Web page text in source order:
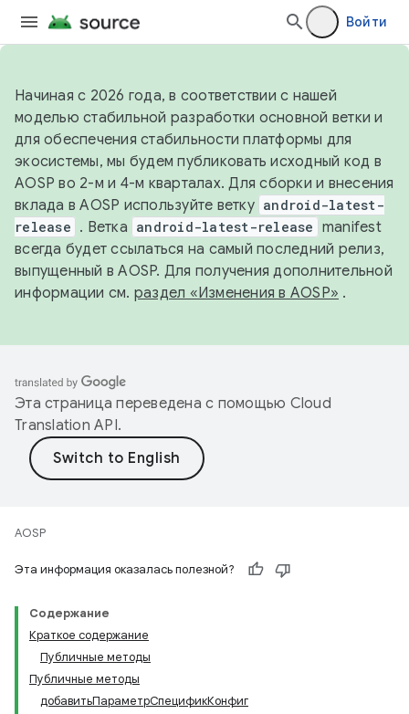
Войти
Начиная с 2026 года, в соответствии с нашей
моделью стабильной разработки основной ветки и
для обеспечения стабильности платформы для
экосистемы, мы будем публиковать исходный код в
AOSP во 2-м и 4-м кварталах. Для сборки и внесения
вклада в AOSP используйте ветку android-latest-
release . Ветка android-latest-release manifest
всегда будет ссылаться на самый последний релиз,
выпущенный в AOSP. Для получения дополнительной
информации см. раздел «Изменения в AOSP» .
Эта страница переведена с помощью Cloud
Translation API.
AOSP
Эта информация оказалась полезной?
Содержание
Краткое содержание
Публичные методы
Публичные методы
добавитьПараметрСпецификКонфиг